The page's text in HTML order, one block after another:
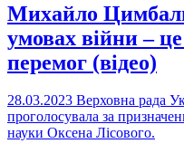
Михайло
умовах війни –
перемог (відео)
28.03.2023 Верховна рада
проголосувала за
науки Оксена Лісового.